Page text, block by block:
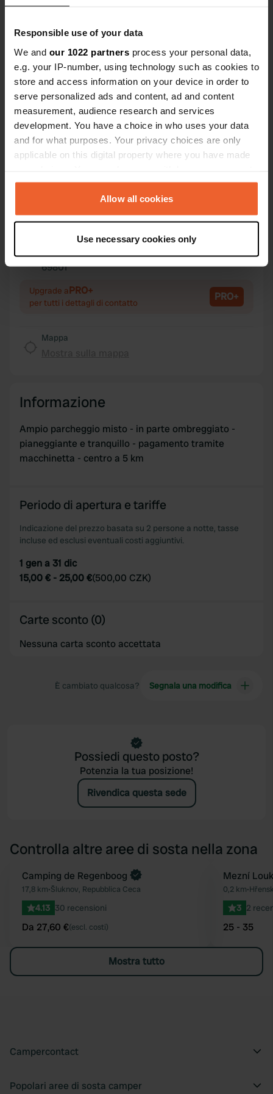
Responsible use of your data
We and our 1022 partners process your personal data,
e.g. your IP-number, using technology such as cookies to
store and access information on your device in order to
serve personalized ads and content, ad and content
measurement, audience research and services
development. You have a choice in who uses your data
and for what purposes. Your privacy choices are only
applicable on this digital property where you have made
any time from the Cookie Declaration or by clicking on
the Privacy trigger icon.
Collect information about your geographical location
which can be accurate to within several meters
Identify your device by actively scanning it for
specific characteristics (fingerprinting)
Find out more about how your personal data is processed
may combine it with other information that you’ve
provided to them or that they’ve collected from your use
of their services.
Allow all cookies
Use necessary cookies only
Contatto
Posizione
25862
405 02, Hřensko, Repubblica Ceca
Coordinate
50° 52' 23" N 14° 18' 59" E
Copia
50.87295 14.31641
69801
Upgrade aPRO+
per tutti i dettagli di contatto PRO+
Mappa
Informazione
Ampio parcheggio misto - in parte ombreggiato -
pianeggiante e tranquillo - pagamento tramite
macchinetta - centro a 5 km
Periodo di apertura e tariffe
Indicazione del prezzo basata su 2 persone a notte, tasse
incluse ed esclusi eventuali costi aggiuntivi.
1 gen a 31 dic
15,00 € - 25,00 €(500,00 CZK)
Carte sconto (0)
Nessuna carta sconto accettata
È cambiato qualcosa? Segnala una modifica
Possiedi questo posto?
Potenzia la tua posizione!
Rivendica questa sede
Controlla altre aree di sosta nella zona
Preferito
Prenota ora
Camping de Regenboog
17,8 km•Šluknov, Repubblica Ceca
4.13 30 recensioni
Da 27,60 €(escl. costi)
Mezní
0,2 km•
3 2
25 - 35
Mostra tutto
Campercontact
Popolari aree di sosta camper